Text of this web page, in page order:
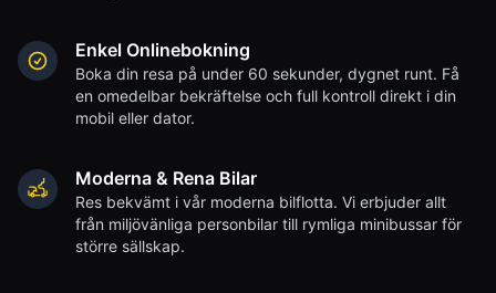
Enkel Onlinebokning
Boka din resa på under 60 sekunder, dygnet runt. Få
en omedelbar bekräftelse och full kontroll direkt i din
mobil eller dator.
Moderna & Rena Bilar
Res bekvämt i vår moderna bilflotta. Vi erbjuder allt
från miljövänliga personbilar till rymliga minibussar för
större sällskap.